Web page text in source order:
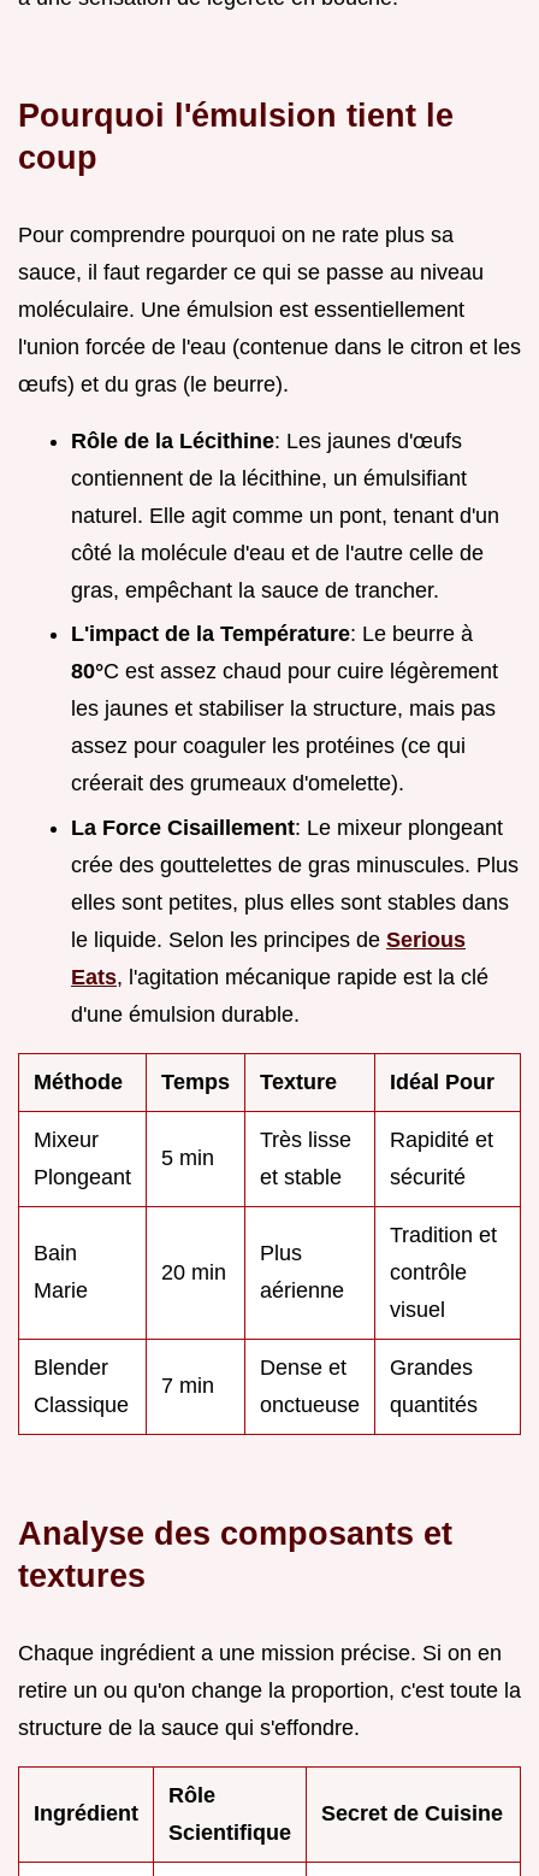
Pourquoi l'émulsion tient le
coup
Pour comprendre pourquoi on ne rate plus sa
sauce, il faut regarder ce qui se passe au niveau
moléculaire. Une émulsion est essentiellement
l'union forcée de l'eau (contenue dans le citron et les
œufs) et du gras (le beurre).
Rôle de la Lécithine: Les jaunes d'œufs
contiennent de la lécithine, un émulsifiant
naturel. Elle agit comme un pont, tenant d'un
côté la molécule d'eau et de l'autre celle de
gras, empêchant la sauce de trancher.
L'impact de la Température: Le beurre à
80°C est assez chaud pour cuire légèrement
les jaunes et stabiliser la structure, mais pas
assez pour coaguler les protéines (ce qui
créerait des grumeaux d'omelette).
La Force Cisaillement: Le mixeur plongeant
crée des gouttelettes de gras minuscules. Plus
elles sont petites, plus elles sont stables dans
le liquide. Selon les principes de Serious
Eats, l'agitation mécanique rapide est la clé
d'une émulsion durable.
Méthode Temps Texture Idéal Pour
Mixeur
Plongeant
5 min
Très lisse
et stable
Rapidité et
sécurité
Bain
Marie
20 min
Plus
aérienne
Tradition et
contrôle
visuel
Blender
Classique
7 min
Dense et
onctueuse
Grandes
quantités
Analyse des composants et
textures
Chaque ingrédient a une mission précise. Si on en
retire un ou qu'on change la proportion, c'est toute la
structure de la sauce qui s'effondre.
Ingrédient
Rôle
Scientifique
Secret de Cuisine